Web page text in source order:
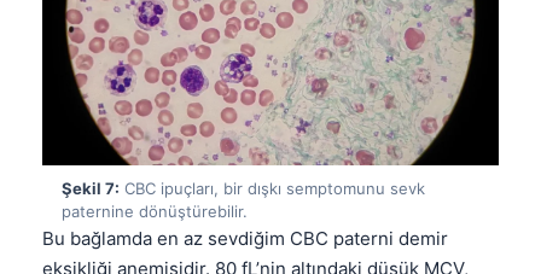
Şekil 7: CBC ipuçları, bir dışkı semptomunu sevk
paternine dönüştürebilir.
Bu bağlamda en az sevdiğim CBC paterni demir
eksikliği anemisidir. 80 fL’nin altındaki düşük MCV,
Íslenska
Српски језик
Svenska
Bosanski
Azərbaycan dili
Eesti
日本語